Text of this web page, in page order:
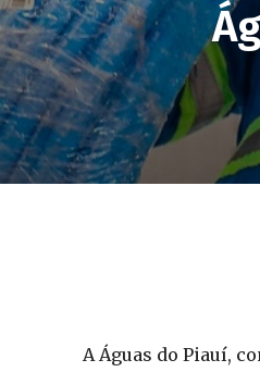
A Águas do Piauí,